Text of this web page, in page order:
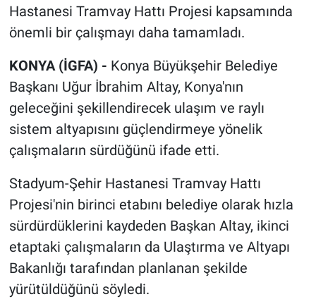
Hastanesi Tramvay Hattı Projesi kapsamında
önemli bir çalışmayı daha tamamladı.
KONYA (İGFA) - Konya Büyükşehir Belediye
Başkanı Uğur İbrahim Altay, Konya'nın
geleceğini şekillendirecek ulaşım ve raylı
sistem altyapısını güçlendirmeye yönelik
çalışmaların sürdüğünü ifade etti.
Stadyum-Şehir Hastanesi Tramvay Hattı
Projesi'nin birinci etabını belediye olarak hızla
sürdürdüklerini kaydeden Başkan Altay, ikinci
etaptaki çalışmaların da Ulaştırma ve Altyapı
Bakanlığı tarafından planlanan şekilde
yürütüldüğünü söyledi.